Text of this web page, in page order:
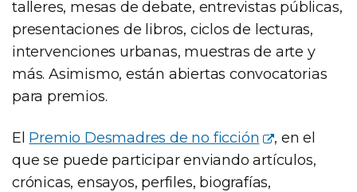
talleres, mesas de debate, entrevistas públicas,
presentaciones de libros, ciclos de lecturas,
intervenciones urbanas, muestras de arte y
más. Asimismo, están abiertas convocatorias
para premios.
El Premio Desmadres de no ficción
, en el
que se puede participar enviando artículos,
crónicas, ensayos, perfiles, biografías,